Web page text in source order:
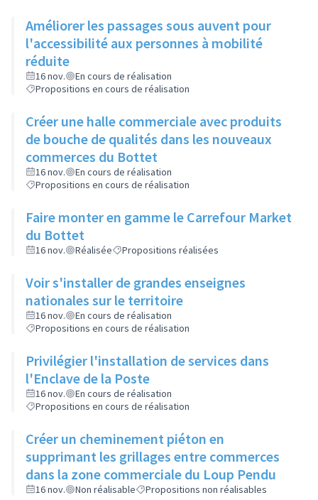
Améliorer les passages sous auvent pour
l'accessibilité aux personnes à mobilité
réduite
16 nov.
En cours de réalisation
Propositions en cours de réalisation
Créer une halle commerciale avec produits
de bouche de qualités dans les nouveaux
commerces du Bottet
16 nov.
En cours de réalisation
Propositions en cours de réalisation
Faire monter en gamme le Carrefour Market
du Bottet
16 nov. Réalisée Propositions réalisées
Voir s'installer de grandes enseignes
nationales sur le territoire
16 nov.
En cours de réalisation
Propositions en cours de réalisation
Privilégier l'installation de services dans
l'Enclave de la Poste
16 nov.
En cours de réalisation
Propositions en cours de réalisation
Créer un cheminement piéton en
supprimant les grillages entre commerces
dans la zone commerciale du Loup Pendu
16 nov. Non réalisable Propositions non réalisables